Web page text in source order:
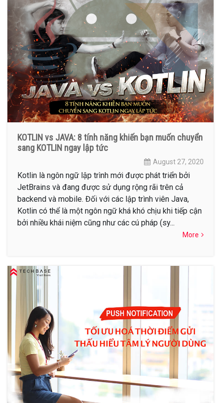
KOTLIN vs JAVA: 8 tính năng khiến bạn muốn chuyển
sang KOTLIN ngay lập tức
August 27, 2020
Kotlin là ngôn ngữ lập trình mới được phát triển bởi
JetBrains và đang được sử dụng rộng rãi trên cả
backend và mobile. Đối với các lập trình viên Java,
Kotlin có thể là một ngôn ngữ khá khó chịu khi tiếp cận
bởi nhiều khái niệm cũng như các cú pháp (sy...
More